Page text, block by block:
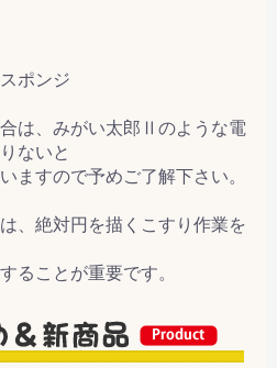
ポンジ
は、みがい太郎Ⅱのような電
ないと
ますので予めご了解下さい。
、絶対円を描くこすり作業を
ることが重要です。